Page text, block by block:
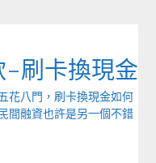
-刷卡換現金
花八門，刷卡換現金如何
間融資也許是另一個不錯